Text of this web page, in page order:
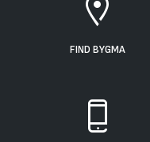
FIND BYGMA